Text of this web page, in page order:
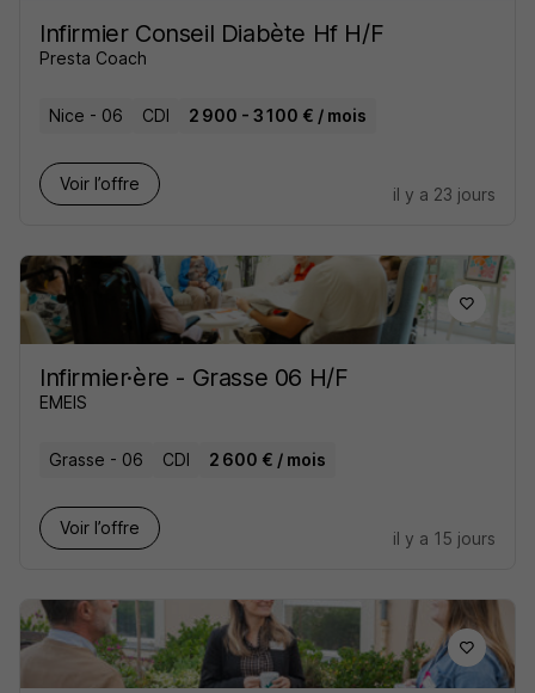
Infirmier Conseil Diabète Hf H/F
Presta Coach
Nice - 06 CDI 2 900 - 3 100 € / mois
Voir l’offre
il y a 23 jours
Infirmier·ère - Grasse 06 H/F
EMEIS
Grasse - 06 CDI 2 600 € / mois
Voir l’offre
il y a 15 jours